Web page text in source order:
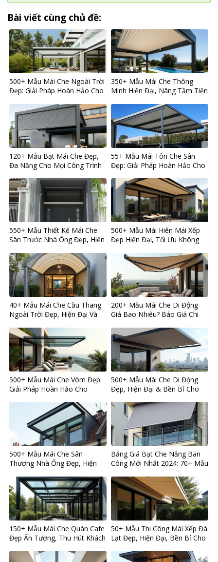
Bài viết cùng chủ đề:
500+ Mẫu Mái Che Ngoài Trời
Đẹp: Giải Pháp Hoàn Hảo Cho
350+ Mẫu Mái Che Thông
Minh Hiện Đại, Nâng Tầm Tiện
120+ Mẫu Bạt Mái Che Đẹp,
Đa Năng Cho Mọi Công Trình
55+ Mẫu Mái Tôn Che Sân
Đẹp: Giải Pháp Hoàn Hảo Cho
550+ Mẫu Thiết Kế Mái Che
Sân Trước Nhà Ống Đẹp, Hiện
500+ Mẫu Mái Hiên Mái Xếp
Đẹp Hiện Đại, Tối Ưu Không
40+ Mẫu Mái Che Cầu Thang
Ngoài Trời Đẹp, Hiện Đại Và
200+ Mẫu Mái Che Di Động
Giá Bao Nhiêu? Báo Giá Chi
500+ Mẫu Mái Che Vòm Đẹp:
Giải Pháp Hoàn Hảo Cho
500+ Mẫu Mái Che Di Động
Đẹp, Hiện Đại & Bền Bỉ Cho
500+ Mẫu Mái Che Sân
Thượng Nhà Ống Đẹp, Hiện
Bảng Giá Bạt Che Nắng Ban
Công Mới Nhất 2024: 70+ Mẫu
Chọn Chuẩn
150+ Mẫu Mái Che Quán Cafe
Đẹp Ấn Tượng, Thu Hút Khách
50+ Mẫu Thi Công Mái Xếp Đà
Lạt Đẹp, Hiện Đại, Bền Bỉ Cho